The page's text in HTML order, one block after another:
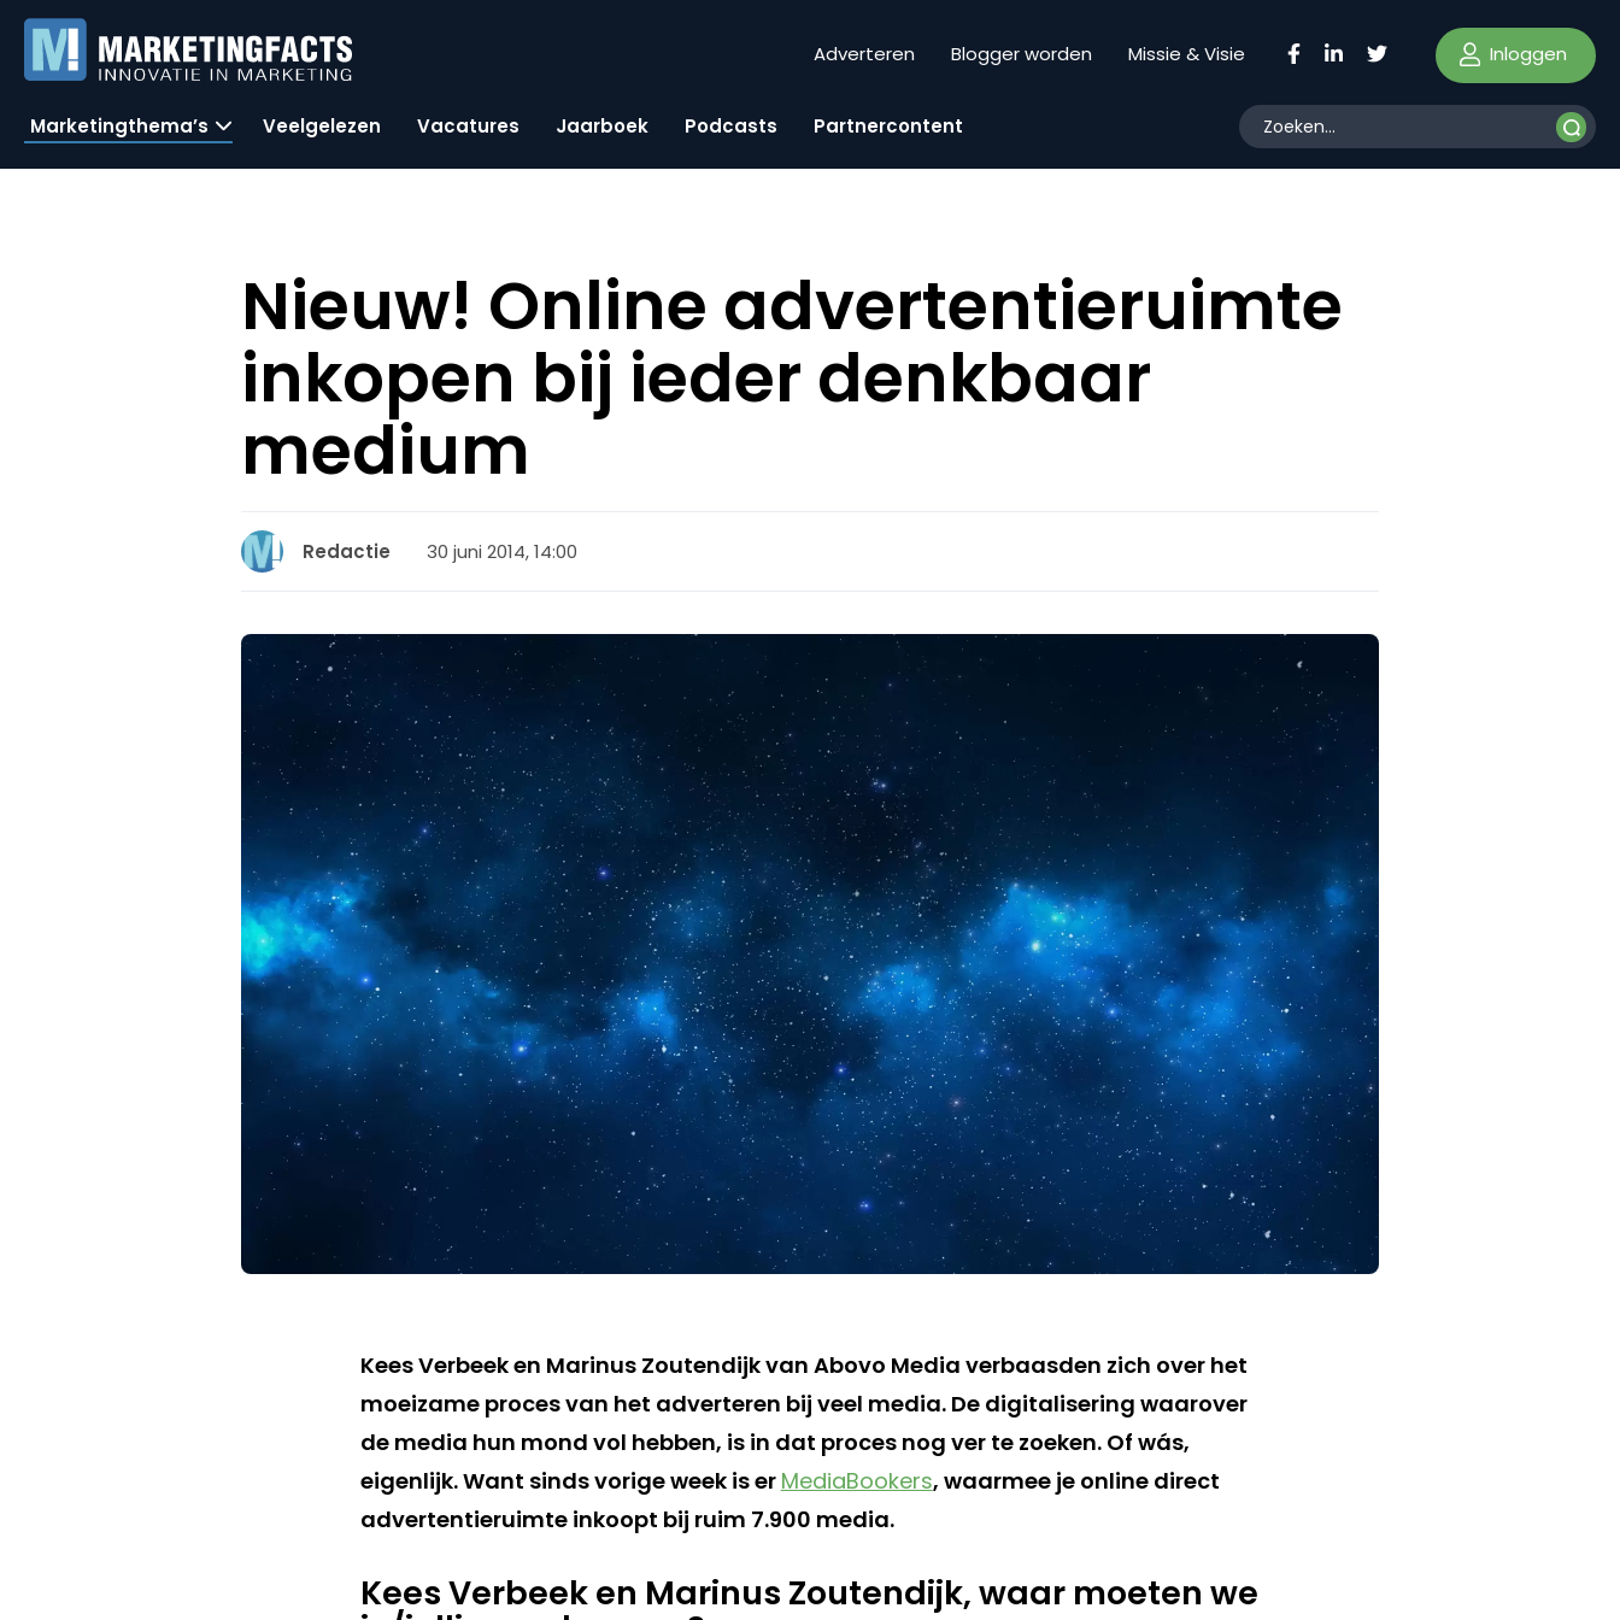
Adverteren Blogger worden Missie & Visie Inloggen
Marketingthema’s Veelgelezen Vacatures Jaarboek Podcasts Partnercontent
Nieuw! Online advertentieruimte
inkopen bij ieder denkbaar
medium
Redactie 30 juni 2014, 14:00
Kees Verbeek en Marinus Zoutendijk van Abovo Media verbaasden zich over het
moeizame proces van het adverteren bij veel media. De digitalisering waarover
de media hun mond vol hebben, is in dat proces nog ver te zoeken. Of wás,
eigenlijk. Want sinds vorige week is er MediaBookers, waarmee je online direct
advertentieruimte inkoopt bij ruim 7.900 media.
Kees Verbeek en Marinus Zoutendijk, waar moeten we